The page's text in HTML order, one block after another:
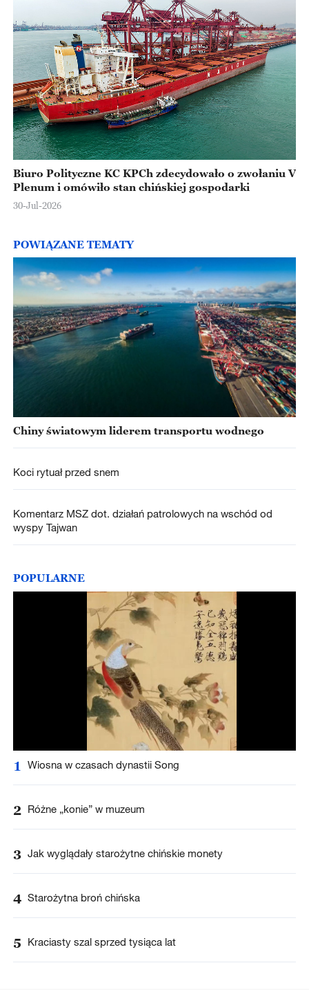
Biuro Polityczne KC KPCh zdecydowało o zwołaniu V
Plenum i omówiło stan chińskiej gospodarki
30-Jul-2026
POWIĄZANE TEMATY
Chiny światowym liderem transportu wodnego
Koci rytuał przed snem
Komentarz MSZ dot. działań patrolowych na wschód od
wyspy Tajwan
POPULARNE
1 Wiosna w czasach dynastii Song
2 Różne „konie” w muzeum
3 Jak wyglądały starożytne chińskie monety
4 Starożytna broń chińska
5 Kraciasty szal sprzed tysiąca lat